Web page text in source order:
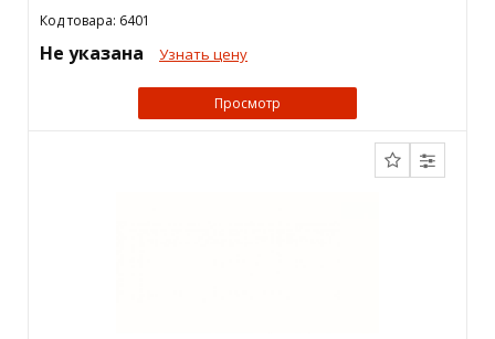
Код товара: 6401
Не указана Узнать цену
Просмотр